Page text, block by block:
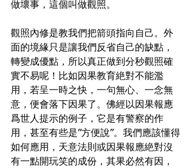
做壞事，這個叫做觀照。
觀照內修是教我們把箭頭指向自己。外
面的境緣只是讓我們反省自己的缺點，
轉變成優點，所以真正做到分秒觀照確
實不易呢！比如因果教育絶對不能濫
用，若呈一時之快，一句無心、一念無
意，便會落下因果了。佛經以因果報應
爲世人提示的例子，它是有警察的作
用，甚至有些是”方便說”。我們應該懂得
如何應用，天意法則或因果報應絶對沒
有一點開玩笑的成份，其果必然有因，